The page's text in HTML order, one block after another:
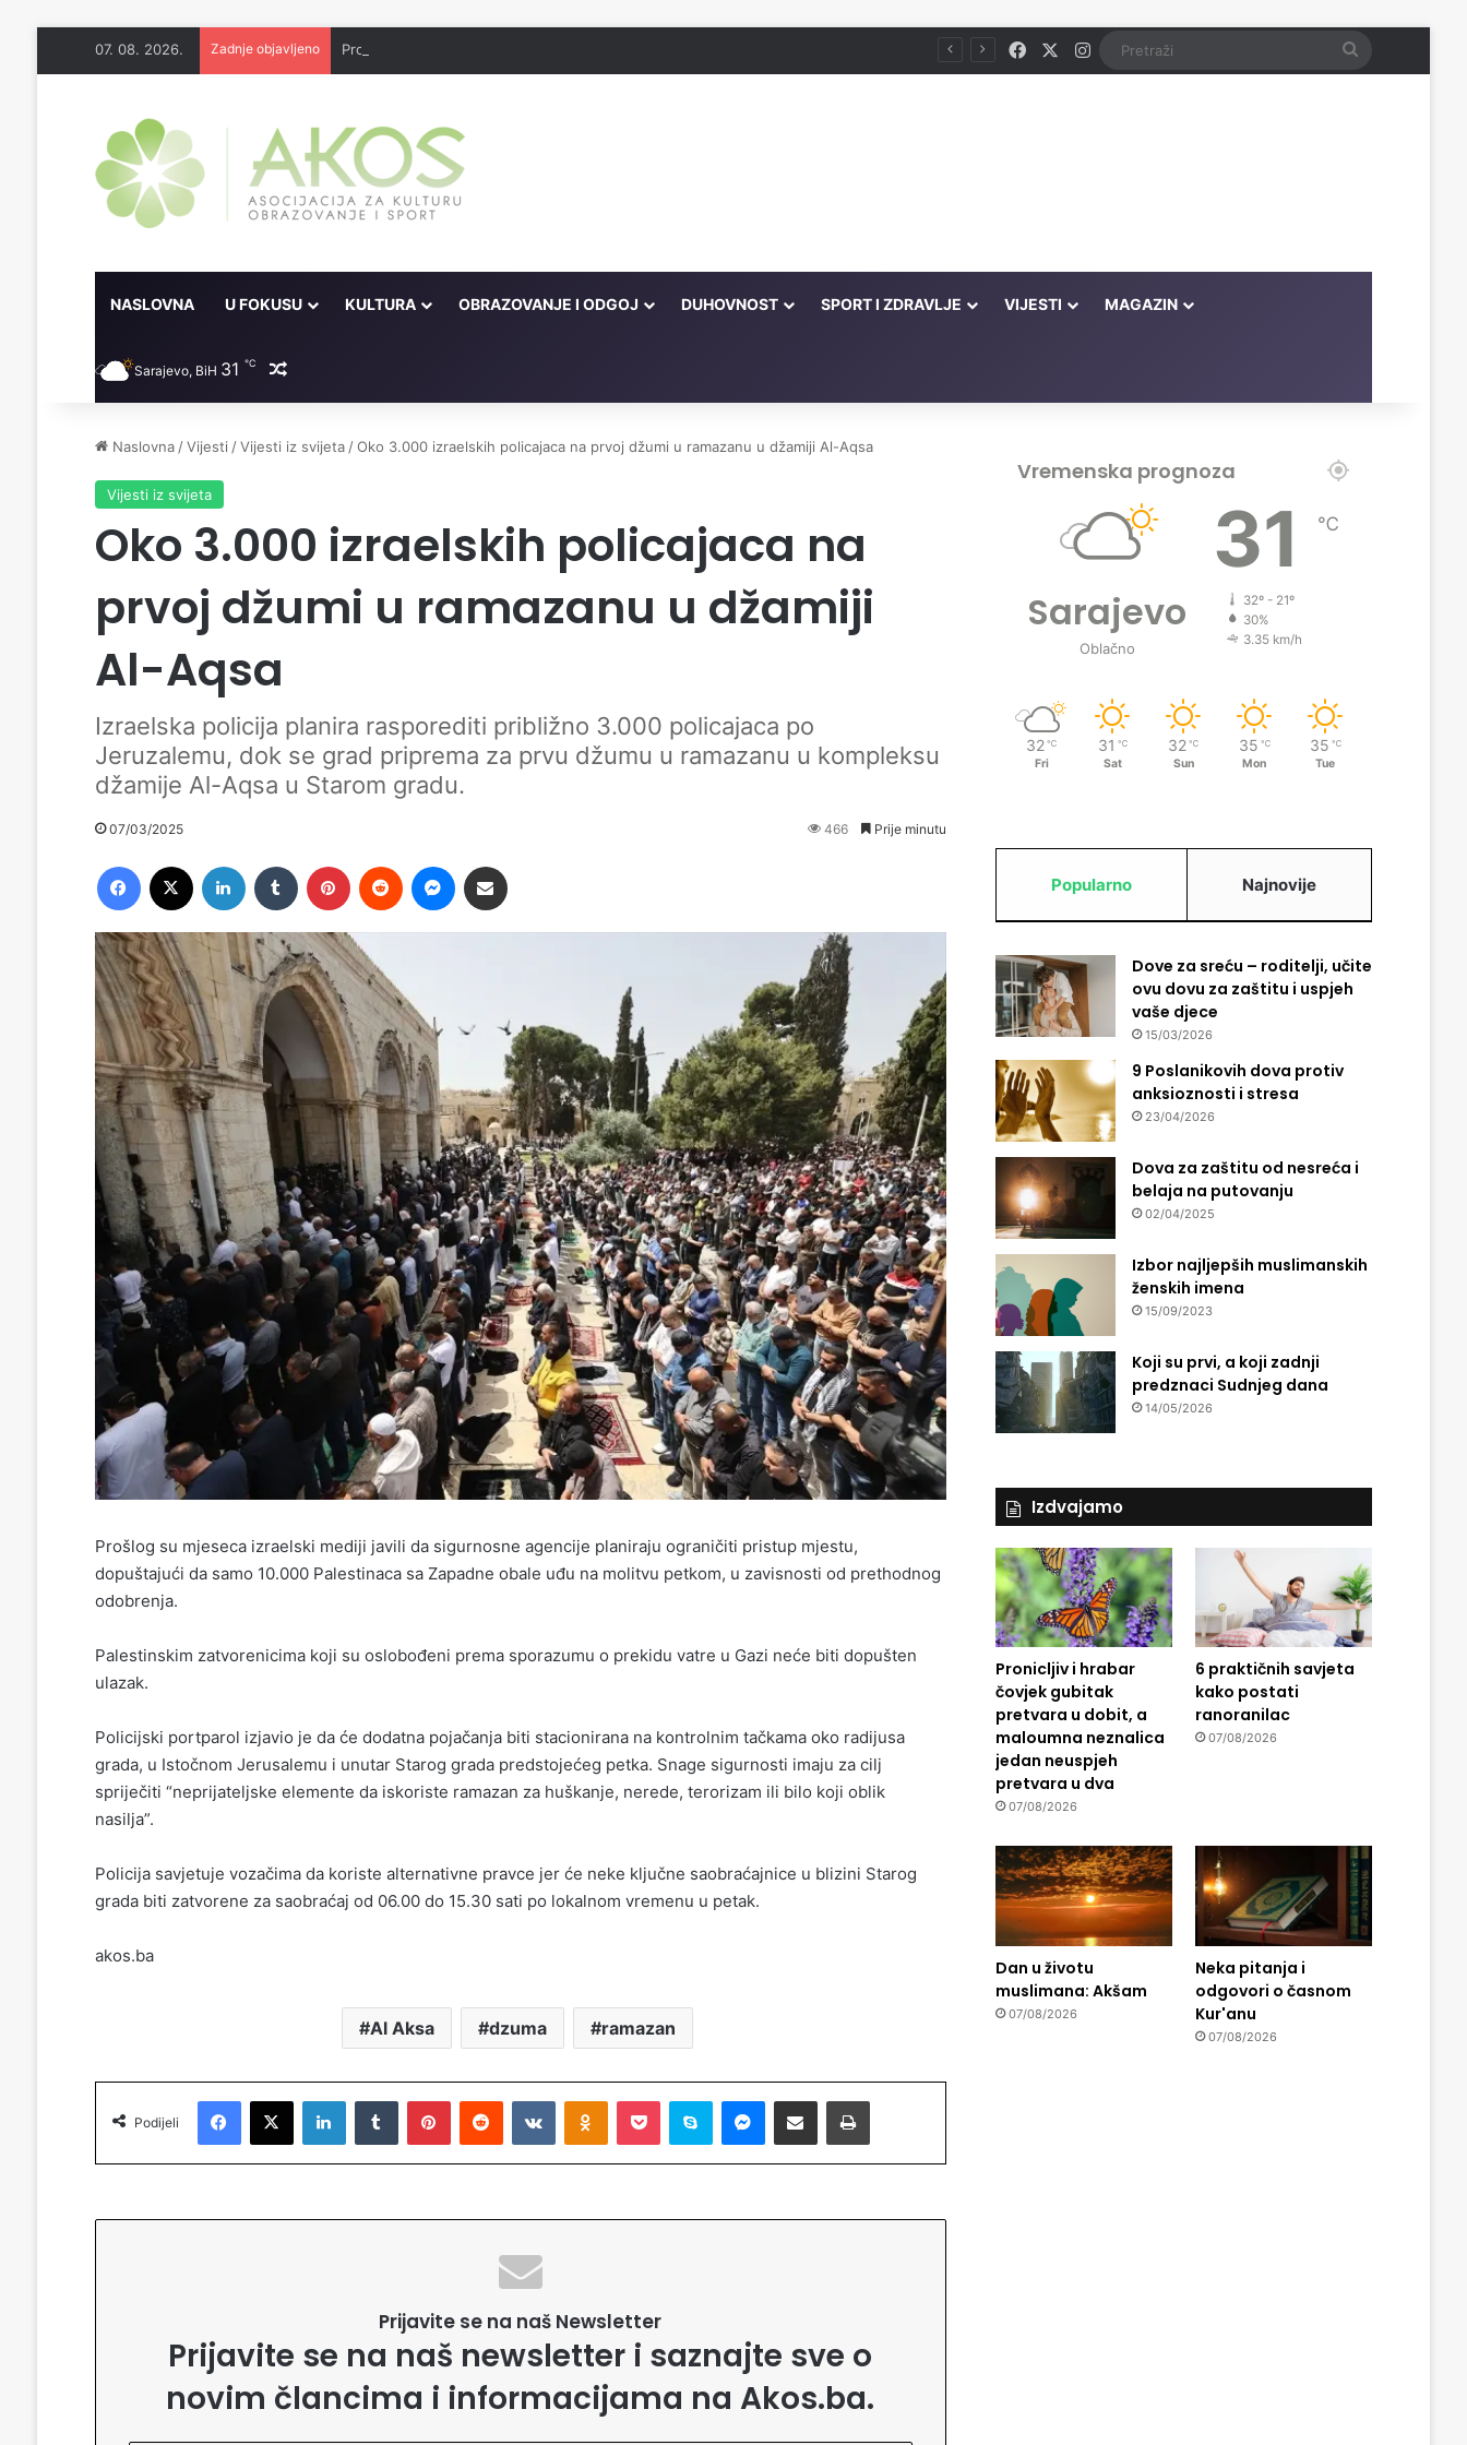
07. 08. 2026. Zadnje objavljeno FacebookInstagram Pretraži
NASLOVNA U FOKUSU KULTURA OBRAZOVANJE I ODGOJ DUHOVNOST SPORT I ZDRAVLJE VIJESTI MAGAZIN
Sarajevo, BiH 31 ℃ Random članak
Naslovna /Vijesti /Vijesti iz svijeta /Oko 3.000 izraelskih policajaca na prvoj džumi u ramazanu u džamiji Al-Aqsa
Vijesti iz svijeta
Oko 3.000 izraelskih policajaca na
prvoj džumi u ramazanu u džamiji
Al-Aqsa
Izraelska policija planira rasporediti približno 3.000 policajaca po
Jeruzalemu, dok se grad priprema za prvu džumu u ramazanu u kompleksu
džamije Al-Aqsa u Starom gradu.
07/03/2025 466 Prije minutu
Prošlog su mjeseca izraelski mediji javili da sigurnosne agencije planiraju ograničiti pristup mjestu,
dopuštajući da samo 10.000 Palestinaca sa Zapadne obale uđu na molitvu petkom, u zavisnosti od prethodnog
odobrenja.
Palestinskim zatvorenicima koji su oslobođeni prema sporazumu o prekidu vatre u Gazi neće biti dopušten
ulazak.
Policijski portparol izjavio je da će dodatna pojačanja biti stacionirana na kontrolnim tačkama oko radijusa
grada, u Istočnom Jerusalemu i unutar Starog grada predstojećeg petka. Snage sigurnosti imaju za cilj
spriječiti “neprijateljske elemente da iskoriste ramazan za huškanje, nerede, terorizam ili bilo koji oblik
nasilja”.
Policija savjetuje vozačima da koriste alternativne pravce jer će neke ključne saobraćajnice u blizini Starog
grada biti zatvorene za saobraćaj od 06.00 do 15.30 sati po lokalnom vremenu u petak.
akos.ba
Al Aksa dzuma ramazan
Podijeli
Facebook X LinkedIn Tumblr Pinterest Reddit VKontakte Odnoklassniki Pocket Skype Messenger Podijeli putem Emaila Printaj
Prijavite se na naš Newsletter
Prijavite se na naš newsletter i saznajte sve o
novim člancima i informacijama na Akos.ba.
Vremenska prognoza
Sarajevo
Oblačno
31 ℃
32º - 21º
30%
3.35 km/h
32 ℃
Fri
31 ℃
Sat
32 ℃
Sun
35 ℃
Mon
35 ℃
Tue
Popularno Najnovije
Dove za sreću – roditelji, učite
ovu dovu za zaštitu i uspjeh
vaše djece
15/03/2026
9 Poslanikovih dova protiv
anksioznosti i stresa
23/04/2026
Dova za zaštitu od nesreća i
belaja na putovanju
02/04/2025
Izbor najljepših muslimanskih
ženskih imena
15/09/2023
Koji su prvi, a koji zadnji
predznaci Sudnjeg dana
14/05/2026
Izdvajamo
Pronicljiv i hrabar
čovjek gubitak
pretvara u dobit, a
maloumna neznalica
jedan neuspjeh
pretvara u dva
07/08/2026
6 praktičnih savjeta
kako postati
ranoranilac
07/08/2026
Dan u životu
muslimana: Akšam
07/08/2026
Neka pitanja i
odgovori o časnom
Kur'anu
07/08/2026